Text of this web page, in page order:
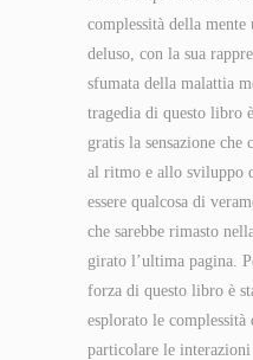
complessità della mente
deluso, con la sua
sfumata della malattia
tragedia di questo libro
gratis la sensazione che
al ritmo e allo sviluppo
essere qualcosa di
che sarebbe rimasto
girato l’ultima pagina.
forza di questo libro è
esplorato le
particolare le